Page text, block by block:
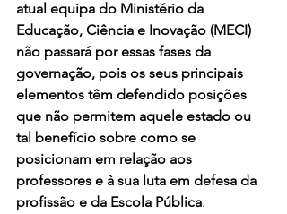
atual equipa do Ministério da
Educação, Ciência e Inovação (MECI)
não passará por essas fases da
governação, pois os seus principais
elementos têm defendido posições
que não permitem aquele estado ou
tal benefício sobre como se
posicionam em relação aos
professores e à sua luta em defesa da
profissão e da Escola Pública.